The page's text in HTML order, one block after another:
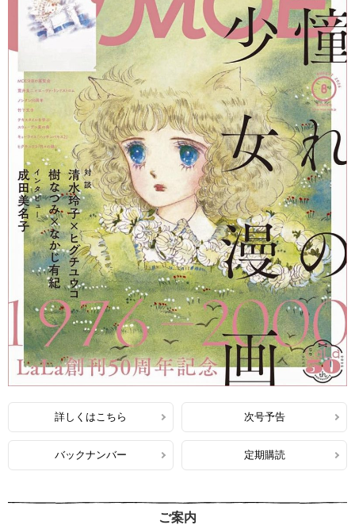
詳しくはこちら 次号予告
バックナンバー 定期購読
ご案内